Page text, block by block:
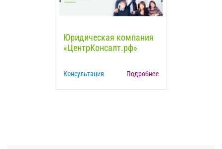
Юридическая компания
«ЦентрКонсалт.рф»
Консультация Подробнее